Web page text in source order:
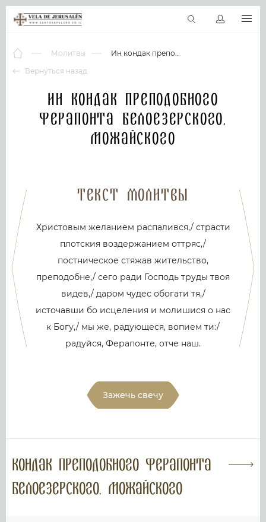
Виртуальные туры
RU
Вернуться назад
Молитвы Ин кондак преподобного Ферапонта Белоезерского, Можайского
Ин кондак преподобного
Ферапонта Белоезерского,
Можайского
Текст молитвы
Христовым желанием распалився,/ страсти
плотския воздержанием оттряс,/
постническое стяжав жительство,
преподобне,/ сего ради Господь труды твоя
видев,/ даром чудес обогати тя,/
источавши бо исцеления и молишися о нас
к Богу,/ мы же, радующеся, вопием ти:/
радуйся, Ферапонте, отче наш.
Зажечь свечу
Кондак преподобного Ферапонта
Белоезерского, Можайского